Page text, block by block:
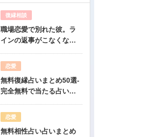
復縁相談
職場恋愛で別れた彼。ラ
インの返事がこなくなっ
公開鑑定-無料占い
恋愛
無料復縁占いまとめ50選-
完全無料で当たる占いだ
恋愛
無料相性占い占いまとめ